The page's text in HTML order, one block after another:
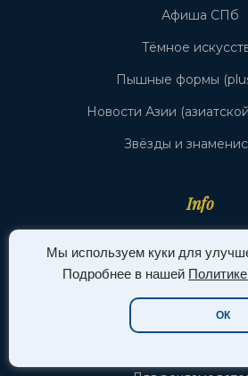
Мы используем куки для
Подробнее в нашей
ОК
Афиша СПб
Тёмное
Пышные формы
Новости Азии
Звёзды и
Info
Политика
Пользовательское
Общие правила